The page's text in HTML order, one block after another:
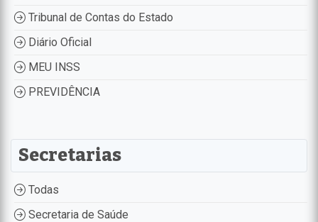
Tribunal de Contas do Estado
Diário Oficial
MEU INSS
PREVIDÊNCIA
Secretarias
Todas
Secretaria de Saúde